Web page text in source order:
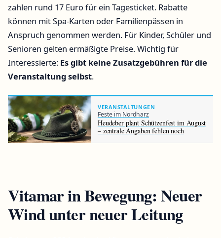
zahlen rund 17 Euro für ein Tagesticket. Rabatte
können mit Spa-Karten oder Familienpässen in
Anspruch genommen werden. Für Kinder, Schüler und
Senioren gelten ermäßigte Preise. Wichtig für
Interessierte: Es gibt keine Zusatzgebühren für die
Veranstaltung selbst.
VERANSTALTUNGEN
Feste im Nordharz
Heudeber plant Schützenfest im August
– zentrale Angaben fehlen noch
Vitamar in Bewegung: Neuer
Wind unter neuer Leitung